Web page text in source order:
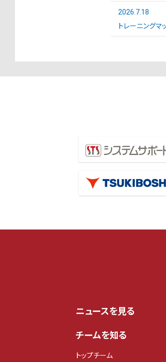
2026.7.18
トレーニングマ
ニュースを見る
チームを知る
トップチーム